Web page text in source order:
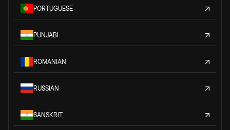
PORTUGUESE
PUNJABI
ROMANIAN
RUSSIAN
SANSKRIT